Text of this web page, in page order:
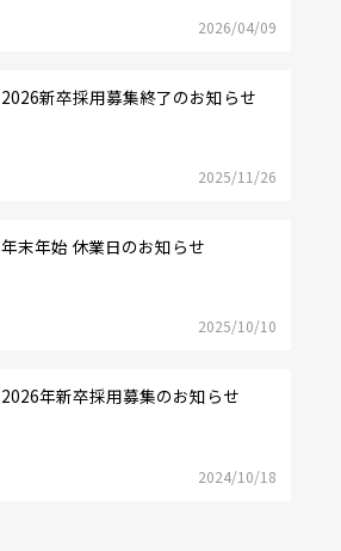
2026/04/09
2026新卒採用募集終了のお知らせ
2025/11/26
年末年始 休業日のお知らせ
2025/10/10
2026年新卒採用募集のお知らせ
2024/10/18